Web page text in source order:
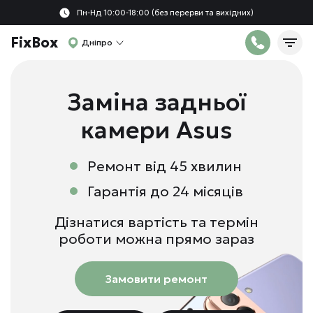
Пн-Нд 10:00-18:00 (без перерви та вихідних)
FixBox Дніпро
Заміна задньої
камери Asus
Ремонт від 45 хвилин
Гарантія до 24 місяців
Дізнатися вартість та термін
роботи можна прямо зараз
Замовити ремонт